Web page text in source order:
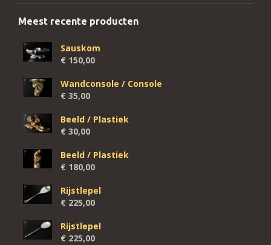
Meest recente producten
Sauskom
€ 150,00
Wandconsole / Console
€ 35,00
Beeld / Plastiek
€ 30,00
Beeld / Plastiek
€ 180,00
Rijstlepel
€ 225,00
Rijstlepel
€ 225,00